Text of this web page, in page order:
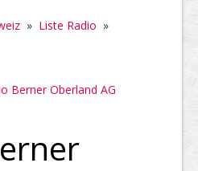
» Liste Radio »
Berner Oberland AG